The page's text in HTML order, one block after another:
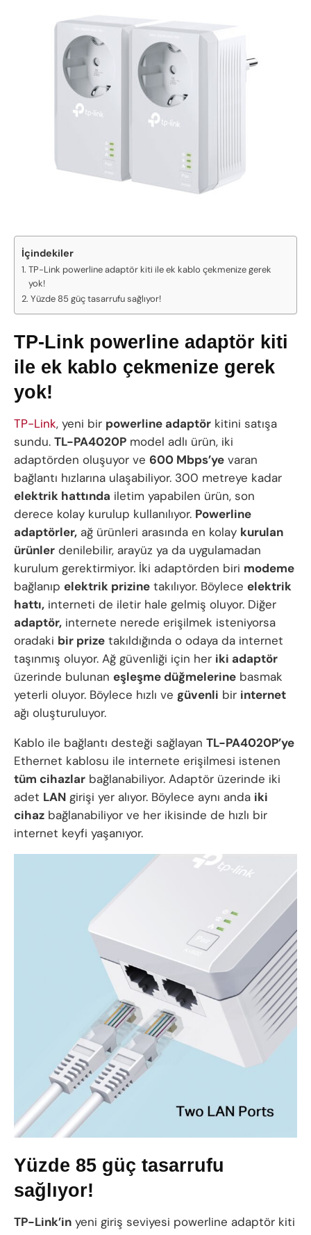
İçindekiler
TP-Link powerline adaptör kiti ile ek kablo çekmenize gerek
yok!
Yüzde 85 güç tasarrufu sağlıyor!
TP-Link powerline adaptör kiti
ile ek kablo çekmenize gerek
yok!
TP-Link, yeni bir powerline adaptör kitini satışa
sundu. TL-PA4020P model adlı ürün, iki
adaptörden oluşuyor ve 600 Mbps’ye varan
bağlantı hızlarına ulaşabiliyor. 300 metreye kadar
elektrik hattında iletim yapabilen ürün, son
derece kolay kurulup kullanılıyor. Powerline
adaptörler, ağ ürünleri arasında en kolay kurulan
ürünler denilebilir, arayüz ya da uygulamadan
kurulum gerektirmiyor. İki adaptörden biri modeme
bağlanıp elektrik prizine takılıyor. Böylece elektrik
hattı, interneti de iletir hale gelmiş oluyor. Diğer
adaptör, internete nerede erişilmek isteniyorsa
oradaki bir prize takıldığında o odaya da internet
taşınmış oluyor. Ağ güvenliği için her iki adaptör
üzerinde bulunan eşleşme düğmelerine basmak
yeterli oluyor. Böylece hızlı ve güvenli bir internet
ağı oluşturuluyor.
Kablo ile bağlantı desteği sağlayan TL-PA4020P’ye
Ethernet kablosu ile internete erişilmesi istenen
tüm cihazlar bağlanabiliyor. Adaptör üzerinde iki
adet LAN girişi yer alıyor. Böylece aynı anda iki
cihaz bağlanabiliyor ve her ikisinde de hızlı bir
internet keyfi yaşanıyor.
Yüzde 85 güç tasarrufu
sağlıyor!
TP-Link’in yeni giriş seviyesi powerline adaptör kiti